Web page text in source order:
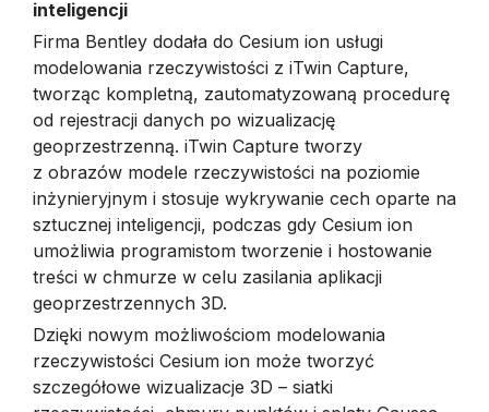
inteligencji
Firma Bentley dodała do Cesium ion usługi
modelowania rzeczywistości z iTwin Capture,
tworząc kompletną, zautomatyzowaną procedurę
od rejestracji danych po wizualizację
geoprzestrzenną. iTwin Capture tworzy
z obrazów modele rzeczywistości na poziomie
inżynieryjnym i stosuje wykrywanie cech oparte na
sztucznej inteligencji, podczas gdy Cesium ion
umożliwia programistom tworzenie i hostowanie
treści w chmurze w celu zasilania aplikacji
geoprzestrzennych 3D.
Dzięki nowym możliwościom modelowania
rzeczywistości Cesium ion może tworzyć
szczegółowe wizualizacje 3D – siatki